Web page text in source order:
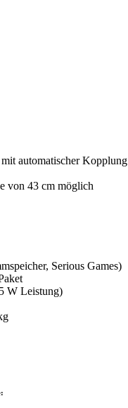
automatischer Kopplung
von 43 cm möglich
Serious Games)
W Leistung)